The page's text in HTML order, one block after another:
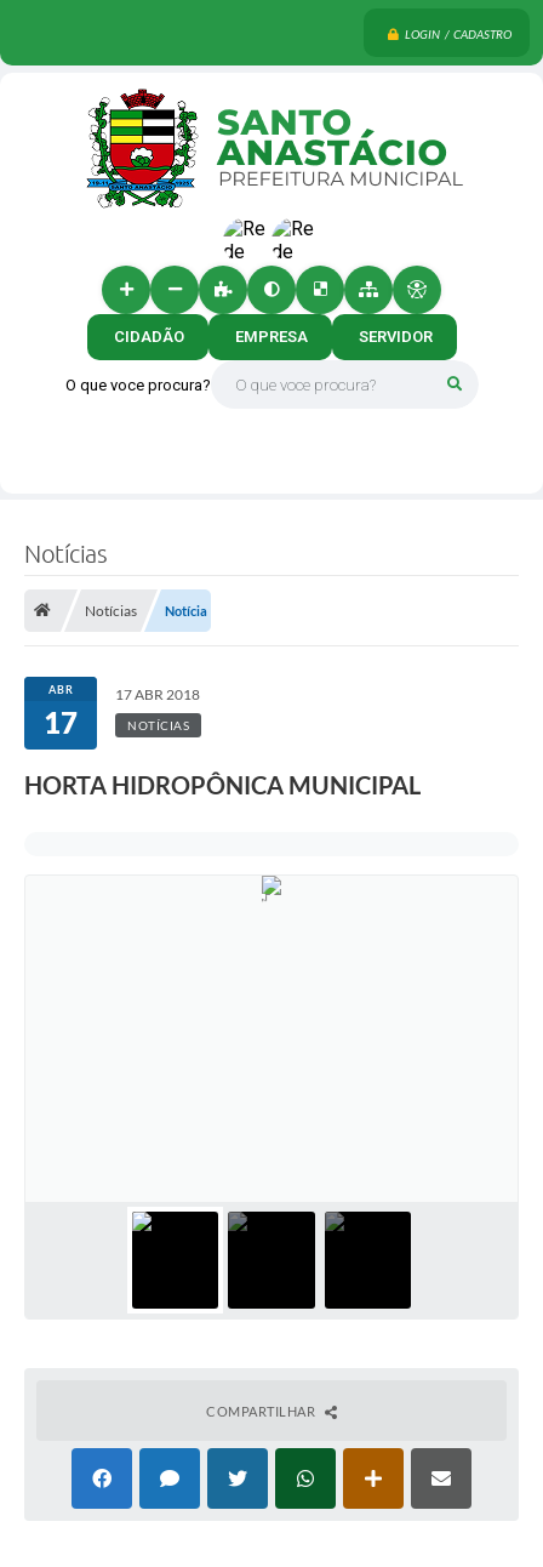
LOGIN / CADASTRO
O que voce procura?
CIDADÃO EMPRESA SERVIDOR
Notícias
Notícias Notícia
ABR
17
17 ABR 2018
NOTÍCIAS
HORTA HIDROPÔNICA MUNICIPAL
COMPARTILHAR